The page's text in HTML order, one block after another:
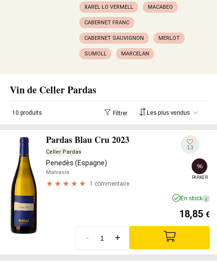
XAREL·LO VERMELL MACABEO
CABERNET FRANC
CABERNET SAUVIGNON MERLOT
SUMOLL MARCELAN
Vin de Celler Pardas
10 produits Filtrer
Pardas Blau Cru 2023
Celler Pardas
Penedès (Espagne)
Malvasia
1 commentaire
13
96
PARKER
En stock i
18,85 €
- +